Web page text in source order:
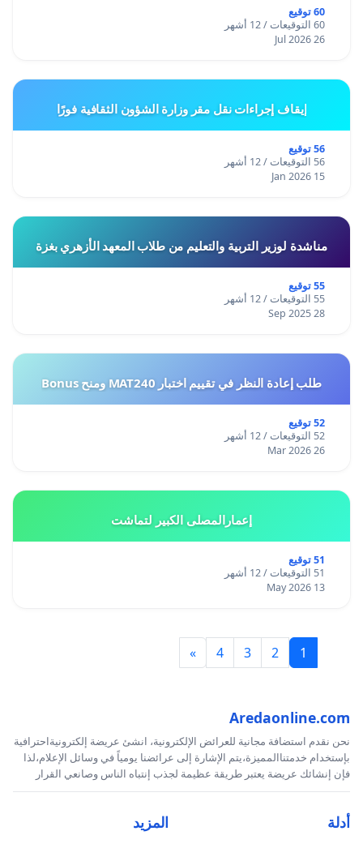
60 توقيع
60 التوقيعات / 12 أشهر
26 Jul 2026
إيقاف إجراءات نقل مقر وزارة الشؤون الثقافية فورًا
56 توقيع
56 التوقيعات / 12 أشهر
15 Jan 2026
مناشدة لوزير التربية والتعليم من طلاب المعهد الأزهري بغزة
55 توقيع
55 التوقيعات / 12 أشهر
28 Sep 2025
طلب إعادة النظر في تقييم اختبار MAT240 ومنح Bonus
52 توقيع
52 التوقيعات / 12 أشهر
26 Mar 2026
إعمارالمصلى الكبير لتماشت
51 توقيع
51 التوقيعات / 12 أشهر
13 May 2026
1
2
3
4
»
Aredaonline.com
نحن نقدم استضافة مجانية للعرائض الإلكترونية، انشئ عريضة إلكترونيةاحترافية
بإستخدام خدمتناالمميزة،يتم الإشارة إلى عرائضنا يومياً في وسائل الإعلام،لذا
فإن إنشائك عريضة يعتبر طريقة عظيمة لجذب إنتباه الناس وصانعي القرار
أدلة المزيد